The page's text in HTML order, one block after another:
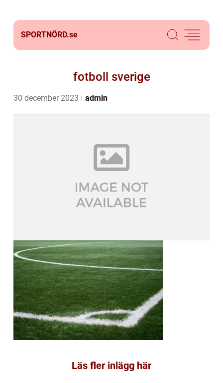
SPORTNÖRD.se
fotboll sverige
30 december 2023 admin
Läs fler inlägg här